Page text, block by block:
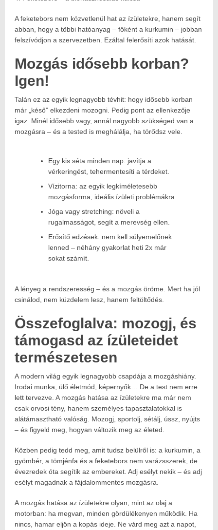
A feketebors nem közvetlenül hat az ízületekre, hanem segít
abban, hogy a többi hatóanyag – főként a kurkumin – jobban
felszívódjon a szervezetben. Ezáltal felerősíti azok hatását.
Mozgás idősebb korban?
Igen!
Talán ez az egyik legnagyobb tévhit: hogy idősebb korban
már „késő” elkezdeni mozogni. Pedig pont az ellenkezője
igaz. Minél idősebb vagy, annál nagyobb szükséged van a
mozgásra – és a tested is meghálálja, ha törődsz vele.
Egy kis séta minden nap: javítja a
vérkeringést, tehermentesíti a térdeket.
Vízitorna: az egyik legkíméletesebb
mozgásforma, ideális ízületi problémákra.
Jóga vagy stretching: növeli a
rugalmasságot, segít a merevség ellen.
Erősítő edzések: nem kell súlyemelőnek
lenned – néhány gyakorlat heti 2x már
sokat számít.
A lényeg a rendszeresség – és a mozgás öröme. Mert ha jól
csinálod, nem küzdelem lesz, hanem feltöltődés.
Összefoglalva: mozogj, és
támogasd az ízületeidet
természetesen
A modern világ egyik legnagyobb csapdája a mozgáshiány.
Irodai munka, ülő életmód, képernyők… De a test nem erre
lett tervezve. A mozgás hatása az ízületekre ma már nem
csak orvosi tény, hanem személyes tapasztalatokkal is
alátámasztható valóság. Mozogj, sportolj, sétálj, ússz, nyújts
– és figyeld meg, hogyan változik meg az életed.
Közben pedig tedd meg, amit tudsz belülről is: a kurkumin, a
gyömbér, a tömjénfa és a feketebors nem varázsszerek, de
évezredek óta segítik az embereket. Adj esélyt nekik – és adj
esélyt magadnak a fájdalommentes mozgásra.
A mozgás hatása az ízületekre olyan, mint az olaj a
motorban: ha megvan, minden gördülékenyen működik. Ha
nincs, hamar eljön a kopás ideje. Ne várd meg azt a napot,